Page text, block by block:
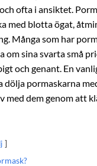
ofta i ansiktet.
med blotta ögat,
Många som har
om sina svarta små
och genant. En
pormaskarna
med dem genom att